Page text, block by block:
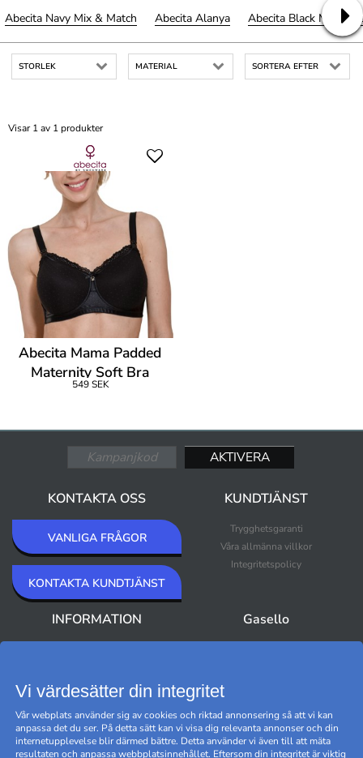
Abecita Navy Mix & Match Abecita Alanya Abecita Black Mix &
STORLEK MATERIAL SORTERA EFTER
Visar 1 av 1 produkter
Abecita Mama Padded
Maternity Soft Bra
549 SEK
KONTAKTA OSS
VANLIGA FRÅGOR
KONTAKTA KUNDTJÄNST
KUNDTJÄNST
Trygghetsgaranti
Våra allmänna villkor
Integritetspolicy
INFORMATION Gasello
Black Friday
Hantera cookies
Vi värdesätter din integritet
Vår webplats använder sig av cookies och riktad annonsering så att vi kan
anpassa det du ser. På detta sätt kan vi visa dig relevanta annonser och din
internetupplevelse blir därmed bättre. Detta använder vi även till att mäta
resultaten och anpassa webbplatsinnehållet. Eftersom din integritet är viktig